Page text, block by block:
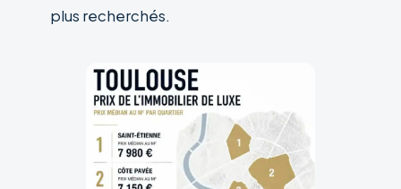
plus recherchés.